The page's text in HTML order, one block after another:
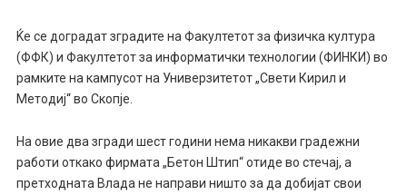
Ќе се доградат зградите на Факултетот за физичка култура
(ФФК) и Факултетот за информатички технологии (ФИНКИ) во
рамките на кампусот на Универзитетот „Свети Кирил и
Методиј“ во Скопје.
На овие два згради шест години нема никакви градежни
работи откако фирмата „Бетон Штип“ отиде во стечај, а
претходната Влада не направи ништо за да добијат свои